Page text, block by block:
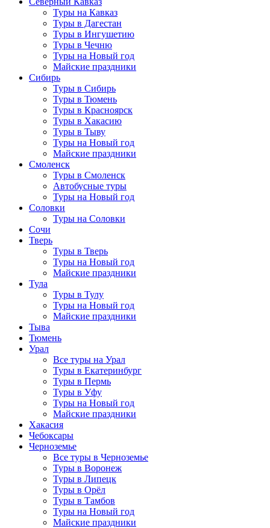
Туры на Кавказ
Туры в Дагестан
Туры в Ингушетию
Туры в Чечню
Туры на Новый год
Майские праздники
Сибирь
Туры в Сибирь
Туры в Тюмень
Туры в Красноярск
Туры в Хакасию
Туры в Тыву
Туры на Новый год
Майские праздники
Смоленск
Туры в Смоленск
Автобусные туры
Туры на Новый год
Соловки
Туры на Соловки
Сочи
Тверь
Туры в Тверь
Туры на Новый год
Майские праздники
Тула
Туры в Тулу
Туры на Новый год
Майские праздники
Тыва
Тюмень
Урал
Все туры на Урал
Туры в Екатеринбург
Туры в Пермь
Туры в Уфу
Туры на Новый год
Майские праздники
Хакасия
Чебоксары
Черноземье
Все туры в Черноземье
Туры в Воронеж
Туры в Липецк
Туры в Орёл
Туры в Тамбов
Туры на Новый год
Майские праздники